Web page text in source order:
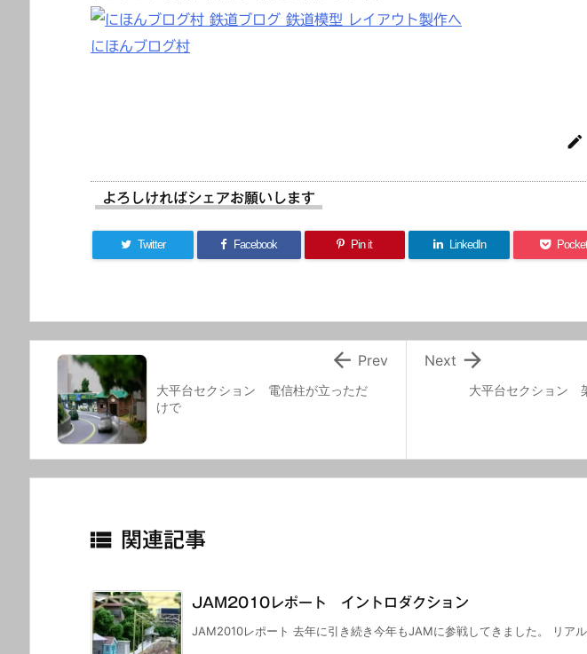
にほんブログ村

よろしければシェアお願いします
Twitter Facebook Pin it LinkedIn
大平台セクション

Next
大平台セクション 電信柱が立っただ
けで
 Prev
 関連記事
JAM2010レポート イントロダクション
JAM2010レポート 去年に引き続き今年もJAMに参戦してきました。 リア